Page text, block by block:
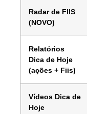
Radar de FIIS
(NOVO)
Relatórios
Dica de Hoje
(ações + Fiis)
Vídeos Dica de
Hoje